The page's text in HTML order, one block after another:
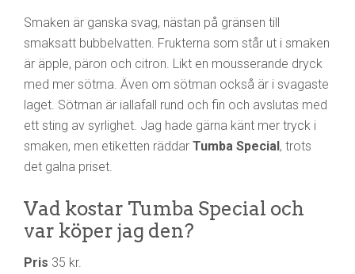
Smaken är ganska svag, nästan på gränsen till
smaksatt bubbelvatten. Frukterna som står ut i smaken
är äpple, päron och citron. Likt en mousserande dryck
med mer sötma. Även om sötman också är i svagaste
laget. Sötman är iallafall rund och fin och avslutas med
ett sting av syrlighet. Jag hade gärna känt mer tryck i
smaken, men etiketten räddar Tumba Special, trots
det galna priset.
Vad kostar Tumba Special och
var köper jag den?
Pris 35 kr.